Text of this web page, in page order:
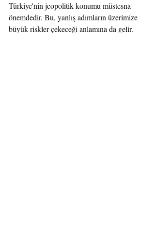
Türkiye'nin jeopolitik konumu müstesna
önemdedir. Bu, yanlış adımların üzerimize
büyük riskler çekeceği anlamına da gelir.